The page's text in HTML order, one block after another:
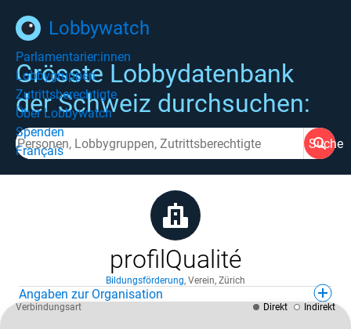
Lobbywatch
Parlamentarier:innen
Lobbygruppen
Zutrittsberechtigte
Über Lobbywatch
Spenden
Français
Grösste Lobbydatenbank
der Schweiz durchsuchen:
Suche
profilQualité
Bildungsförderung, Verein, Zürich
Angaben zur Organisation
Verbindungsart Direkt Indirekt